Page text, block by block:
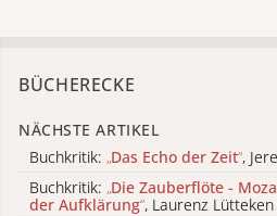
BÜCHERECKE
NÄCHSTE ARTIKEL
Buchkritik: „Das Echo der Zeit“,
Buchkritik: „Die Zauberflöte -
der Aufklärung“, Laurenz Lütteken